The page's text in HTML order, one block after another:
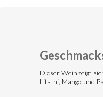
Dieser Wein zeigt
Litschi, Mango und